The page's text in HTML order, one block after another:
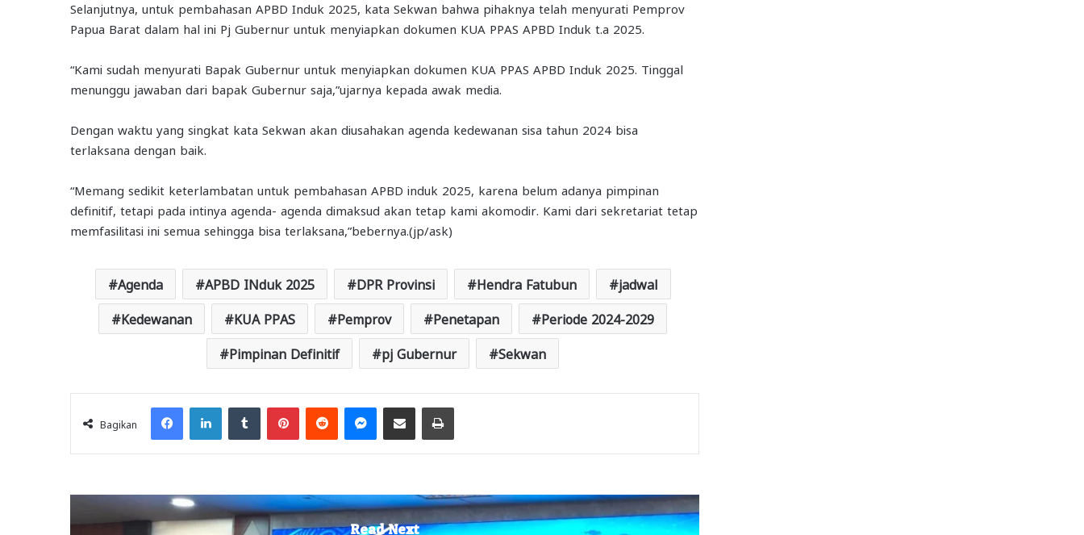
Selanjutnya, untuk pembahasan APBD Induk 2025, kata Sekwan bahwa pihaknya telah menyurati Pemprov
Papua Barat dalam hal ini Pj Gubernur untuk menyiapkan dokumen KUA PPAS APBD Induk t.a 2025.
“Kami sudah menyurati Bapak Gubernur untuk menyiapkan dokumen KUA PPAS APBD Induk 2025. Tinggal
menunggu jawaban dari bapak Gubernur saja,”ujarnya kepada awak media.
Dengan waktu yang singkat kata Sekwan akan diusahakan agenda kedewanan sisa tahun 2024 bisa
terlaksana dengan baik.
“Memang sedikit keterlambatan untuk pembahasan APBD induk 2025, karena belum adanya pimpinan
definitif, tetapi pada intinya agenda- agenda dimaksud akan tetap kami akomodir. Kami dari sekretariat tetap
memfasilitasi ini semua sehingga bisa terlaksana,”bebernya.(jp/ask)
Agenda APBD INduk 2025 DPR Provinsi Hendra Fatubun jadwal
Kedewanan KUA PPAS Pemprov Penetapan Periode 2024-2029
Pimpinan Definitif pj Gubernur Sekwan
Bagikan
FacebookLinkedInTumblr PinterestReddit Messenger
Share via Email Print
Read Next